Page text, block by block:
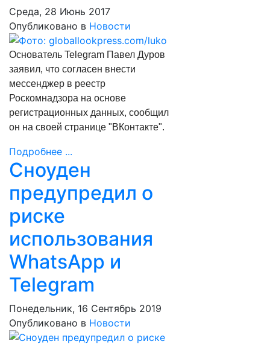
Среда, 28 Июнь 2017
Опубликовано в Новости
Основатель Telegram Павел Дуров
заявил, что согласен внести
мессенджер в реестр
Роскомнадзора на основе
регистрационных данных, сообщил
он на своей странице "ВКонтакте".
Подробнее ...
Сноуден
предупредил о
риске
использования
WhatsApp и
Telegram
Понедельник, 16 Сентябрь 2019
Опубликовано в Новости